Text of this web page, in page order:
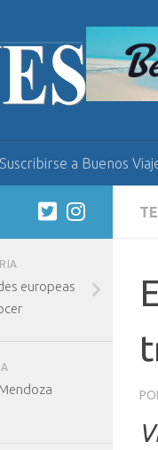
Suscribirse a Buenos
europeas